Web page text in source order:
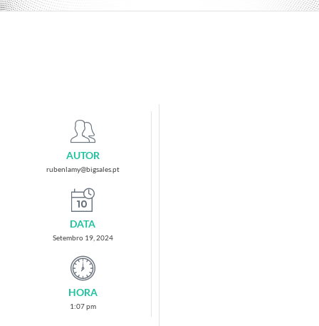
AUTOR
rubenlamy@bigsales.pt
DATA
Setembro 19, 2024
HORA
1:07 pm